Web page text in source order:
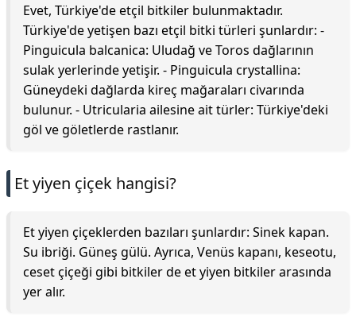
Evet, Türkiye'de etçil bitkiler bulunmaktadır.
Türkiye'de yetişen bazı etçil bitki türleri şunlardır: -
Pinguicula balcanica: Uludağ ve Toros dağlarının
sulak yerlerinde yetişir. - Pinguicula crystallina:
Güneydeki dağlarda kireç mağaraları civarında
bulunur. - Utricularia ailesine ait türler: Türkiye'deki
göl ve göletlerde rastlanır.
Et yiyen çiçek hangisi?
Et yiyen çiçeklerden bazıları şunlardır: Sinek kapan.
Su ibriği. Güneş gülü. Ayrıca, Venüs kapanı, keseotu,
ceset çiçeği gibi bitkiler de et yiyen bitkiler arasında
yer alır.